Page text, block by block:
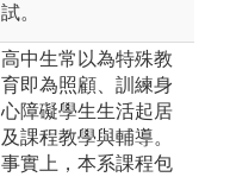
試。
高中生常以為特殊教
育即為照顧、訓練身
心障礙學生生活起居
及課程教學與輔導。
事實上，本系課程包